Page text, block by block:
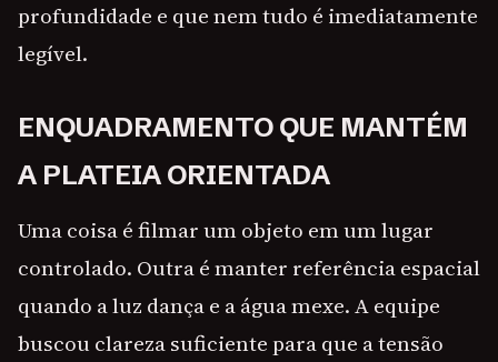
profundidade e que nem tudo é imediatamente
legível.
ENQUADRAMENTO QUE MANTÉM
A PLATEIA ORIENTADA
Uma coisa é filmar um objeto em um lugar
controlado. Outra é manter referência espacial
quando a luz dança e a água mexe. A equipe
buscou clareza suficiente para que a tensão